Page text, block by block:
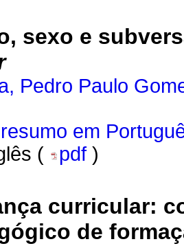
sexo e
Pedro Paulo
resumo em
( pdf )
curricular:
de